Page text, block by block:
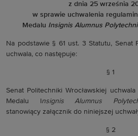
z dnia 25 września
w sprawie uchwalenia
Medalu Insignis Alumnus
Na podstawie § 61 ust. 3 Statutu, Senat
uchwala, co następuje:
§ 1
Senat Politechniki Wrocławskiej
Medalu I
nsignis Alumnus
stanowiący załącznik do niniejszej
§ 2